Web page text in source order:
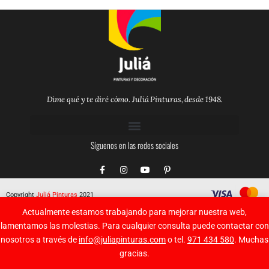
Actualmente estamos trabajando para mejorar nuestra web,
lamentamos las molestias. Para cualquier consulta puede contactar con
nosotros a través de info@juliapinturas.como tel. 971 434 580. Muchas
gracias.
Dime qué y te diré cómo. Juliá Pinturas, desde 1948.
Síguenos en las redes sociales
F
a
b
o
k
f
I
n
a
g
r
a
Y
o
u
e
P
i
e
e
s
-
Copyright Juliá Pinturas 2021